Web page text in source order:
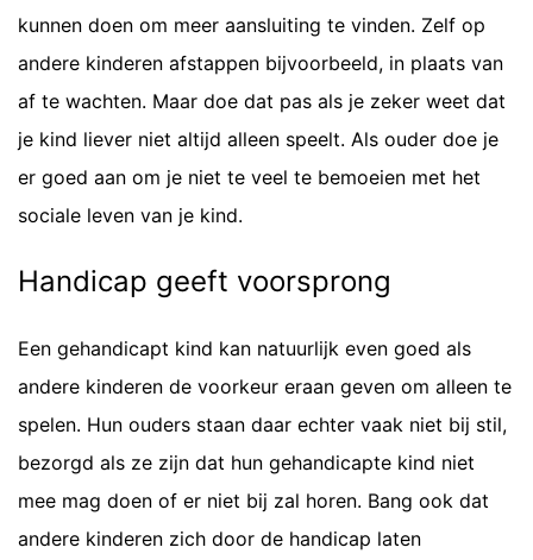
kunnen doen om meer aansluiting te vinden. Zelf op
andere kinderen afstappen bijvoorbeeld, in plaats van
af te wachten. Maar doe dat pas als je zeker weet dat
je kind liever niet altijd alleen speelt. Als ouder doe je
er goed aan om je niet te veel te bemoeien met het
sociale leven van je kind.
Handicap geeft voorsprong
Een gehandicapt kind kan natuurlijk even goed als
andere kinderen de voorkeur eraan geven om alleen te
spelen. Hun ouders staan daar echter vaak niet bij stil,
bezorgd als ze zijn dat hun gehandicapte kind niet
mee mag doen of er niet bij zal horen. Bang ook dat
andere kinderen zich door de handicap laten